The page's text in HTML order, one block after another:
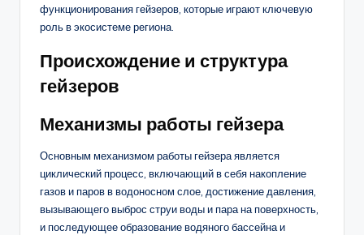
функционирования гейзеров, которые играют ключевую
роль в экосистеме региона.
Происхождение и структура
гейзеров
Механизмы работы гейзера
Основным механизмом работы гейзера является
циклический процесс, включающий в себя накопление
газов и паров в водоносном слое, достижение давления,
вызывающего выброс струи воды и пара на поверхность,
и последующее образование водяного бассейна и